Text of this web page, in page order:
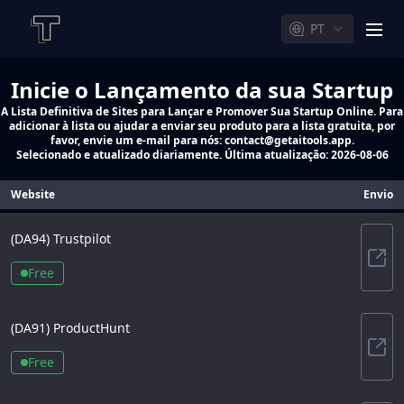
PT
Inicie o Lançamento da sua Startup
A Lista Definitiva de Sites para Lançar e Promover Sua Startup Online. Para
adicionar à lista ou ajudar a enviar seu produto para a lista gratuita, por
favor, envie um e-mail para nós: contact@getaitools.app.
Selecionado e atualizado diariamente. Última atualização: 2026-08-06
Website Envio
(DA94) Trustpilot
Free
(DA91) ProductHunt
Free